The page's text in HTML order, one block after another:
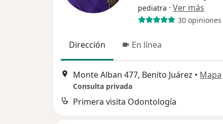
pediatra · Ver más
30 opiniones
Dirección En línea
Monte Alban 477, Benito Juárez • Mapa
Consulta privada
Primera visita Odontología